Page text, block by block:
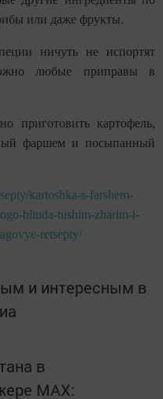
или даже фрукты.
ничуть не испортят
любые приправы в
приготовить картофель,
фаршем и посыпанный
kartoshka-s-farshem-
bliuda-tushim-zharim-i-
retsepty/
и интересным в
в
MАХ: